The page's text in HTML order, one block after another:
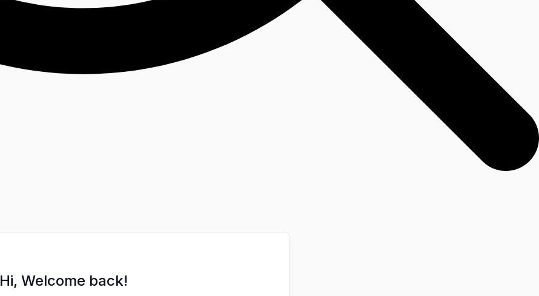
Hi, Welcome back!